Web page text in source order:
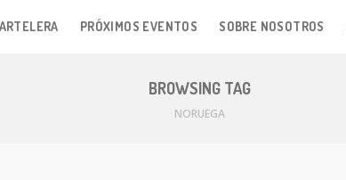
PRÓXIMOS EVENTOS SOBRE NOSOTROS
BROWSING TAG
NORUEGA